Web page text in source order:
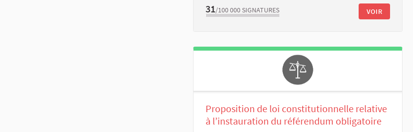
31/100 000 SIGNATURES VOIR
Proposition de loi constitutionnelle relative
à l’instauration du référendum obligatoire